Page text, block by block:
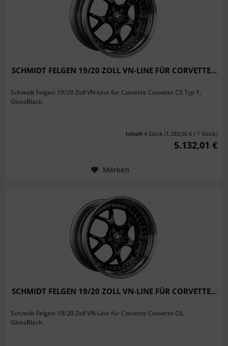
SCHMIDT FELGEN 19/20 ZOLL VN-LINE FÜR CORVETTE...
Schmidt Felgen 19/20 Zoll VN-Line für Corvette Corvette C5 Typ Y,
GlossBlack.
Inhalt 4 Stück (1.283,00 € / 1 Stück)
5.132,01 €
Merken
SCHMIDT FELGEN 19/20 ZOLL VN-LINE FÜR CORVETTE...
Schmidt Felgen 19/20 Zoll VN-Line für Corvette Corvette C6,
GlossBlack.